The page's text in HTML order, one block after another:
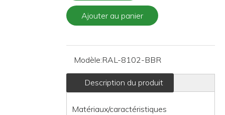
Ajouter au panier
Modèle:RAL-8102-BBR
Description du produit
Matériaux/caractéristiques